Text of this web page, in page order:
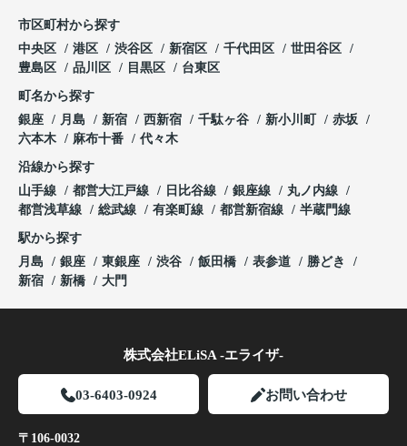
市区町村から探す
中央区
港区 渋谷区 新宿区 千代田区
世田谷区
豊島区
品川区 目黒区 台東区
町名から探す
銀座
月島 新宿 西新宿 千駄ヶ谷 新小川町
赤坂
六本木
麻布十番 代々木
沿線から探す
山手線
都営大江戸線 日比谷線 銀座線
丸ノ内線
都営浅草線
総武線 有楽町線 都営新宿線 半蔵門線
駅から探す
月島
銀座 東銀座 渋谷 飯田橋 表参道
勝どき
新宿
新橋 大門
株式会社ELiSA -エライザ-
03-6403-0924 お問い合わせ
〒106-0032